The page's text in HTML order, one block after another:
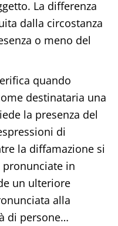
La differenza
dalla circostanza
o meno del
quando
destinataria una
la presenza del
di
la diffamazione si
pronunciate in
un ulteriore
alla
di persone…